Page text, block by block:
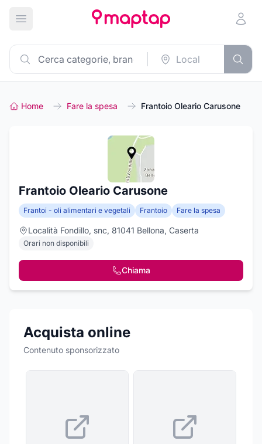
Apri menu principale
Home Fare la spesa Frantoio Oleario Carusone
Frantoio Oleario Carusone
Frantoi - oli alimentari e vegetali Frantoio Fare la spesa
Località Fondillo, snc, 81041 Bellona, Caserta
Orari non disponibili
Chiama
Acquista online
Contenuto sponsorizzato